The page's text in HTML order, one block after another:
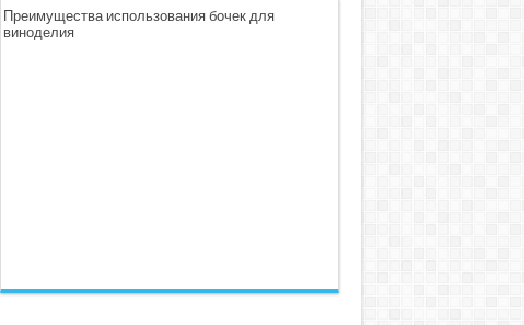
Преимущества использования бочек для
виноделия